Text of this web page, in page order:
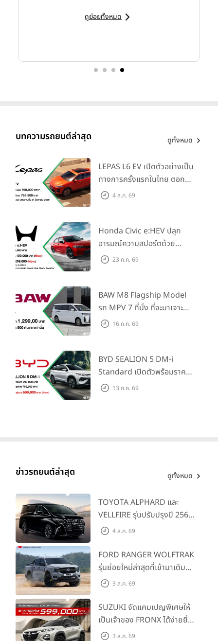
ดูย่อยทั้งหมด
บทความรถยนต์ล่าสุด ดูทั้งหมด
LEPAS L6 EV เปิดตัวอย่างเป็น
ทางการครั้งแรกในไทย ตอกย้ำ
วิสัยทัศน์ “Drive Your
4 ส.ค. 69
Honda Civic e:HEV ปลุก
อารมณ์ความสปอร์ตด้วย
Honda S+ Shift ครั้งแรกใน
Traffic Monitor เพียงจอง
ภายใน 31 ก.ค. 2569 รับบัตร
น้ำมันมูลค่า 10,000 บาท
23 ก.ค. 69
BAW M8 Flagship Model
รถ MPV 7 ที่นั่ง ที่จะมาเจาะ
ตลาดครอบครัวและองค์กรยุค
แรก)
16 ก.ค. 69
BYD SEALION 5 DM-i
Standard เปิดตัวพร้อมราคา
คาดการณ์ 699,900 บาท รุ่น
13 ก.ค. 69
ข่าวรถยนต์ล่าสุด ดูทั้งหมด
TOYOTA ALPHARD และ
VELLFIRE รุ่นปรับปรุงปี 2569
พร้อมรุ่นย่อยใหม่ HEV
4 ส.ค. 69
FORD RANGER WOLFTRAK
รุ่นย่อยใหม่ล่าสุดที่เข้ามาเติม
เต็มไลน์อัป พร้อมตอบโจทย์ทุก
พร้อมลุย ด้วยราคาพิเศษเริ่ม
ต้นที่ 9.49 แสนบาท
3 ส.ค. 69
SUZUKI จัดแคมเปญพิเศษให้
เป็นเจ้าของ FRONX ได้ง่ายยิ่ง
ขึ้นสำหรับรุ่น GL ราคาพิเศษ
3 ส.ค. 69